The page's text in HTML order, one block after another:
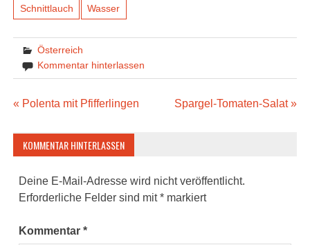
Schnittlauch Wasser
Österreich
Kommentar hinterlassen
Beitragsnavigation
« Polenta mit Pfifferlingen Spargel-Tomaten-Salat »
KOMMENTAR HINTERLASSEN
Deine E-Mail-Adresse wird nicht veröffentlicht.
Erforderliche Felder sind mit* markiert
Kommentar*